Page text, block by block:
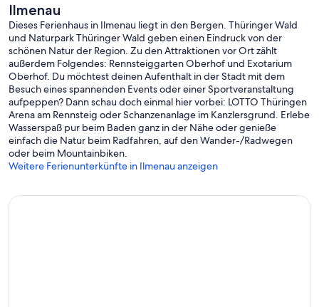
Ilmenau
Dieses Ferienhaus in Ilmenau liegt in den Bergen. Thüringer Wald
und Naturpark Thüringer Wald geben einen Eindruck von der
schönen Natur der Region. Zu den Attraktionen vor Ort zählt
außerdem Folgendes: Rennsteiggarten Oberhof und Exotarium
Oberhof. Du möchtest deinen Aufenthalt in der Stadt mit dem
Besuch eines spannenden Events oder einer Sportveranstaltung
aufpeppen? Dann schau doch einmal hier vorbei: LOTTO Thüringen
Arena am Rennsteig oder Schanzenanlage im Kanzlersgrund. Erlebe
Wasserspaß pur beim Baden ganz in der Nähe oder genieße
einfach die Natur beim Radfahren, auf den Wander-/Radwegen
oder beim Mountainbiken.
Weitere Ferienunterkünfte in Ilmenau anzeigen